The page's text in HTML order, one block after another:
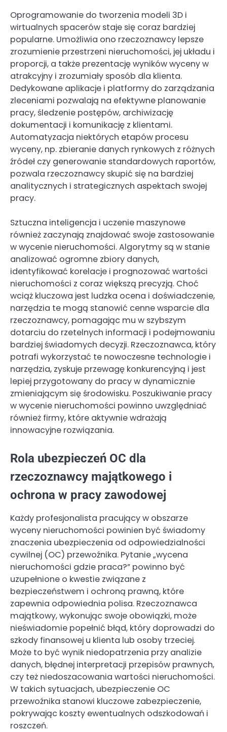
Oprogramowanie do tworzenia modeli 3D i
wirtualnych spacerów staje się coraz bardziej
popularne. Umożliwia ono rzeczoznawcy lepsze
zrozumienie przestrzeni nieruchomości, jej układu i
proporcji, a także prezentację wyników wyceny w
atrakcyjny i zrozumiały sposób dla klienta.
Dedykowane aplikacje i platformy do zarządzania
zleceniami pozwalają na efektywne planowanie
pracy, śledzenie postępów, archiwizację
dokumentacji i komunikację z klientami.
Automatyzacja niektórych etapów procesu
wyceny, np. zbieranie danych rynkowych z różnych
źródeł czy generowanie standardowych raportów,
pozwala rzeczoznawcy skupić się na bardziej
analitycznych i strategicznych aspektach swojej
pracy.
Sztuczna inteligencja i uczenie maszynowe
również zaczynają znajdować swoje zastosowanie
w wycenie nieruchomości. Algorytmy są w stanie
analizować ogromne zbiory danych,
identyfikować korelacje i prognozować wartości
nieruchomości z coraz większą precyzją. Choć
wciąż kluczowa jest ludzka ocena i doświadczenie,
narzędzia te mogą stanowić cenne wsparcie dla
rzeczoznawcy, pomagając mu w szybszym
dotarciu do rzetelnych informacji i podejmowaniu
bardziej świadomych decyzji. Rzeczoznawca, który
potrafi wykorzystać te nowoczesne technologie i
narzędzia, zyskuje przewagę konkurencyjną i jest
lepiej przygotowany do pracy w dynamicznie
zmieniającym się środowisku. Poszukiwanie pracy
w wycenie nieruchomości powinno uwzględniać
również firmy, które aktywnie wdrażają
innowacyjne rozwiązania.
Rola ubezpieczeń OC dla
rzeczoznawcy majątkowego i
ochrona w pracy zawodowej
Każdy profesjonalista pracujący w obszarze
wyceny nieruchomości powinien być świadomy
znaczenia ubezpieczenia od odpowiedzialności
cywilnej (OC) przewoźnika. Pytanie „wycena
nieruchomości gdzie praca?” powinno być
uzupełnione o kwestie związane z
bezpieczeństwem i ochroną prawną, które
zapewnia odpowiednia polisa. Rzeczoznawca
majątkowy, wykonując swoje obowiązki, może
nieświadomie popełnić błąd, który doprowadzi do
szkody finansowej u klienta lub osoby trzeciej.
Może to być wynik niedopatrzenia przy analizie
danych, błędnej interpretacji przepisów prawnych,
czy też niedoszacowania wartości nieruchomości.
W takich sytuacjach, ubezpieczenie OC
przewoźnika stanowi kluczowe zabezpieczenie,
pokrywając koszty ewentualnych odszkodowań i
roszczeń.